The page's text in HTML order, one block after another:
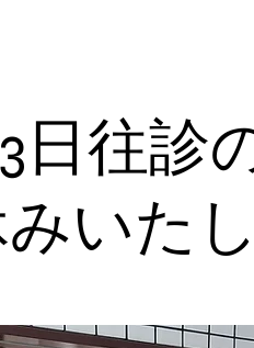
日往診
いた